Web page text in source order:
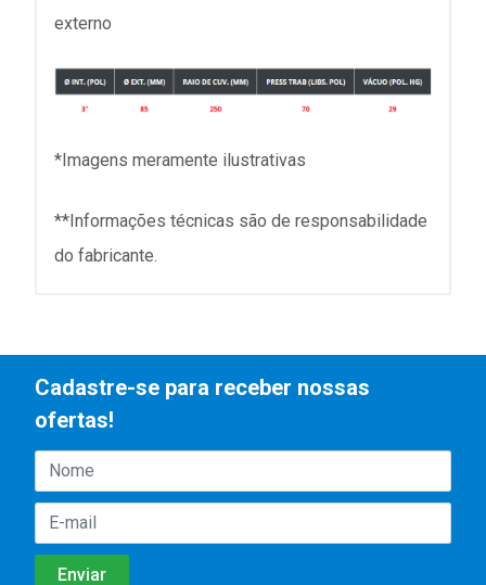
externo
*Imagens meramente ilustrativas
**Informações técnicas são de responsabilidade
do fabricante.
Cadastre-se para receber nossas
ofertas!